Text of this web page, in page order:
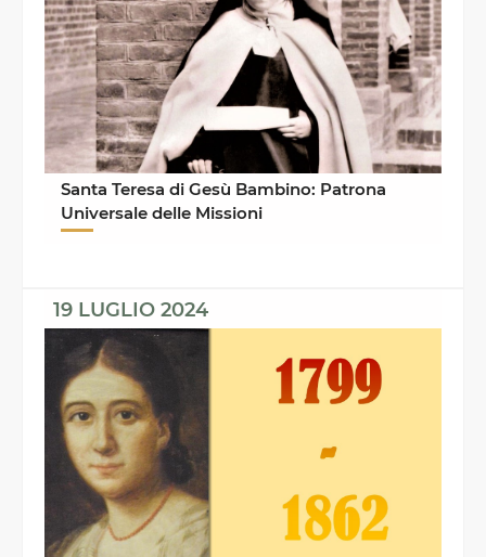
Santa Teresa di Gesù Bambino: Patrona
Universale delle Missioni
19 LUGLIO 2024